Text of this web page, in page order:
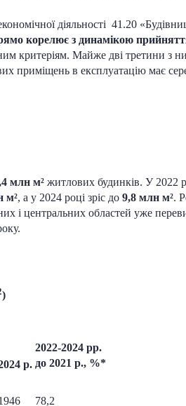
діяльності 41.20
корелює з динамікою
критеріям. Майже дві третини з
приміщень в експлуатацію має
млн м² житлових будинків. У 2022
м², а у 2024 році зріс до 9,8 млн м².
і центральних областей уже
)
2022-2024 рр.
до 2021 р., %*
р.
78,2